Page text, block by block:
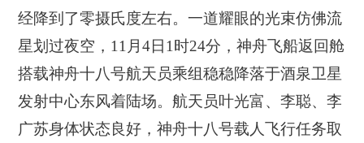
经降到了零摄氏度左右。一道耀眼的光束仿佛流
星划过夜空，11月4日1时24分，神舟飞船返回舱
搭载神舟十八号航天员乘组稳稳降落于酒泉卫星
发射中心东风着陆场。航天员叶光富、李聪、李
广苏身体状态良好，神舟十八号载人飞行任务取